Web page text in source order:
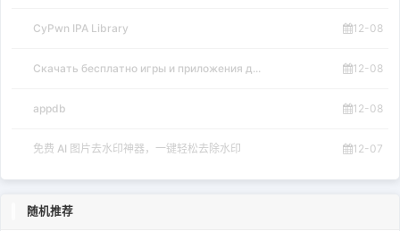
CyPwn IPA Library 12-08
Скачать бесплатно игры и приложения д... 12-08
appdb 12-08
免费 AI 图片去水印神器，一键轻松去除水印 12-07
随机推荐